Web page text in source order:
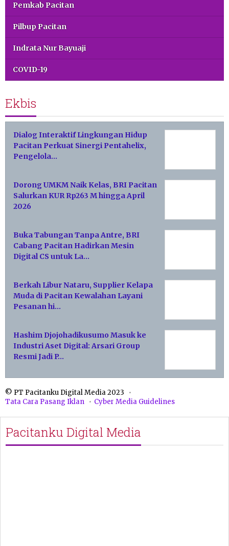
Pemkab Pacitan
Pilbup Pacitan
Indrata Nur Bayuaji
COVID-19
Ekbis
Dialog Interaktif Lingkungan Hidup
Pacitan Perkuat Sinergi Pentahelix,
Pengelola…
Dorong UMKM Naik Kelas, BRI Pacitan
Salurkan KUR Rp263 M hingga April
2026
Buka Tabungan Tanpa Antre, BRI
Cabang Pacitan Hadirkan Mesin
Digital CS untuk La…
Berkah Libur Nataru, Supplier Kelapa
Muda di Pacitan Kewalahan Layani
Pesanan hi…
Hashim Djojohadikusumo Masuk ke
Industri Aset Digital: Arsari Group
Resmi Jadi P…
© PT Pacitanku Digital Media 2023
Tata Cara Pasang Iklan
Cyber Media Guidelines
Pacitanku Digital Media